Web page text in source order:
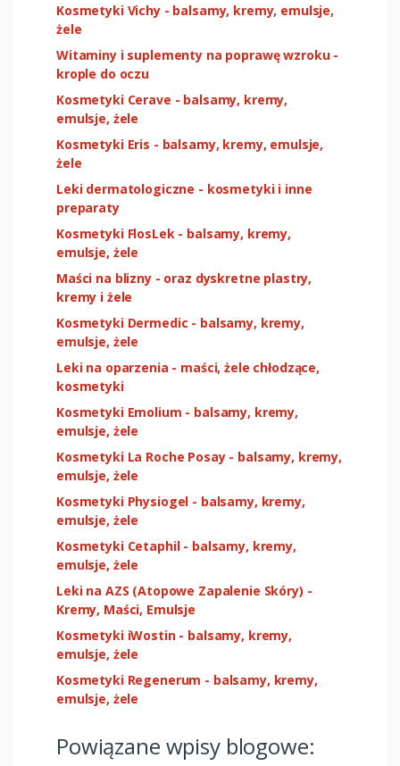
Kosmetyki Vichy - balsamy, kremy, emulsje,
żele
Witaminy i suplementy na poprawę wzroku -
krople do oczu
Kosmetyki Cerave - balsamy, kremy,
emulsje, żele
Kosmetyki Eris - balsamy, kremy, emulsje,
żele
Leki dermatologiczne - kosmetyki i inne
preparaty
Kosmetyki FlosLek - balsamy, kremy,
emulsje, żele
Maści na blizny - oraz dyskretne plastry,
kremy i żele
Kosmetyki Dermedic - balsamy, kremy,
emulsje, żele
Leki na oparzenia - maści, żele chłodzące,
kosmetyki
Kosmetyki Emolium - balsamy, kremy,
emulsje, żele
Kosmetyki La Roche Posay - balsamy, kremy,
emulsje, żele
Kosmetyki Physiogel - balsamy, kremy,
emulsje, żele
Kosmetyki Cetaphil - balsamy, kremy,
emulsje, żele
Leki na AZS (Atopowe Zapalenie Skóry) -
Kremy, Maści, Emulsje
Kosmetyki iWostin - balsamy, kremy,
emulsje, żele
Kosmetyki Regenerum - balsamy, kremy,
emulsje, żele
Powiązane wpisy blogowe: